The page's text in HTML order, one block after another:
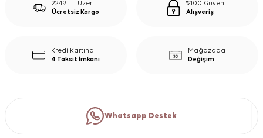
2249 TL Üzeri
Ücretsiz Kargo
%100 Güvenli
Alışveriş
Kredi Kartına
4 Taksit İmkanı
Mağazada
Değişim
Whatsapp Destek